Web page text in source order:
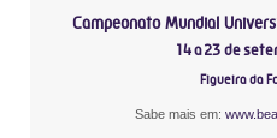
Campeonato Mundial
14 a 23 de
Figueira da
Sabe mais em: